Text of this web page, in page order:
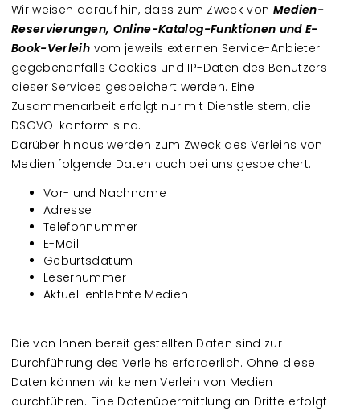
Wir weisen darauf hin, dass zum Zweck von Medien-
Reservierungen, Online-Katalog-Funktionen und E-
Book-Verleih vom jeweils externen Service-Anbieter
gegebenenfalls Cookies und IP-Daten des Benutzers
dieser Services gespeichert werden. Eine
Zusammenarbeit erfolgt nur mit Dienstleistern, die
DSGVO-konform sind.
Darüber hinaus werden zum Zweck des Verleihs von
Medien folgende Daten auch bei uns gespeichert:
Vor- und Nachname
Adresse
Telefonnummer
E-Mail
Geburtsdatum
Lesernummer
Aktuell entlehnte Medien
Die von Ihnen bereit gestellten Daten sind zur
Durchführung des Verleihs erforderlich. Ohne diese
Daten können wir keinen Verleih von Medien
durchführen. Eine Datenübermittlung an Dritte erfolgt